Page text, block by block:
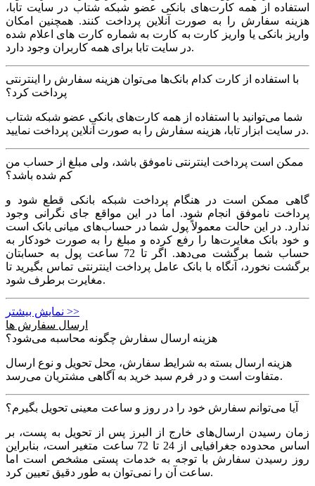
استفاده از همه کارت‏‌های بانکی عضو شبکه شتاب در سایت تابا،
هزینه سفارش را به صورت آنلاین پرداخت کنند. همچنین امکان
واریز بانکی یا واریز کارت به کارت به شماره کارت های اعلام شده
در سایت تابا برای همه کاربران وجود دارد.
با استفاده از کارت کدام بانک‌ها می‌توان هزینه سفارش را اینترنتی
پرداخت کرد؟
شما می‌توانید با استفاده از همه کارت‏‌های بانکی عضو شبکه شتاب
در سایت ابزار تابا، هزینه سفارش را به صورت آنلاین پرداخت نمایید.
ممکن است پرداخت اینترنتی ناموفق باشد، ولی مبلغ از حساب من
کم شده باشد؟
گاهی ممکن است در هنگام پرداخت شبکه بانکی قطع شود و
پرداخت ناموفق انجام شود. اما در این مواقع جای نگرانی وجود
ندارد. در این حالت معمولاً پول شما در حساب‏‌های میانی بانک است
و خود بانک مغایرت‏‌ها را رفع کرده و مبلغ را به صورت خودکار به
حساب شما برگشت می‌‏دهد. اگر تا 72 ساعت پول به حسابتان
برگشت نخورد، آنگاه با بانک عامل پرداخت اینترنتی تماس بگیرید تا
مغایرت برطرف شود.
نمایش بیشتر >>
ارسال سفارش ها
هزینه ارسال سفارش چگونه محاسبه می‌شود؟
هزینه‏ ارسال بسته به شرایط سفارش، محل تحویل و نوع ارسال
متفاوت است و در فرم سبد خرید به آگاهی مشتریان می‏‌رسد.
آیا می‏‌توانم سفارش خود را در روز و ساعت معینی تحویل بگیرم؟
زمان رسیدن ارسال‏‌های خارج از البرز پس از تحویل به پست، بر
اساس محدوده جغرافیایی از 24 تا 72 ساعت متغیر است، بنابراین
روز رسیدن سفارش با توجه به خدمات پستی مشخص است اما
ساعت آن را نمی‏‌توان به طور دقیق تعیین کرد.